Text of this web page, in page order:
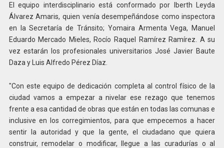
El equipo interdisciplinario está conformado por Iberth Leyda
Álvarez Amaris, quien venía desempeñándose como inspectora
en la Secretaría de Tránsito; Yomaira Armenta Vega, Manuel
Eduardo Mercado Mieles, Rocío Raquel Ramírez Ramírez. A su
vez estarán los profesionales universitarios José Javier Baute
Daza y Luis Alfredo Pérez Díaz.
"Con este equipo de dedicación completa al control físico de la
ciudad vamos a empezar a nivelar ese rezago que tenemos
frente a esa cantidad de obras que están en todas las comunas e
inclusive en los corregimientos, para que empecemos a hacer
sentir la autoridad y que la gente, el ciudadano que quiera
construir, remodelar o modificar, llegue a las curadurías o al